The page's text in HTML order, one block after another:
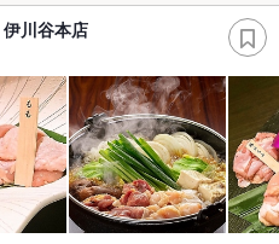
川谷本店